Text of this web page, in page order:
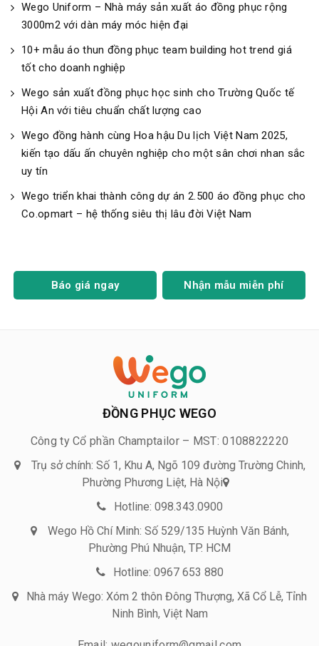
Wego Uniform – Nhà máy sản xuất áo đồng phục rộng
3000m2 với dàn máy móc hiện đại
10+ mẫu áo thun đồng phục team building hot trend giá
tốt cho doanh nghiệp
Wego sản xuất đồng phục học sinh cho Trường Quốc tế
Hội An với tiêu chuẩn chất lượng cao
Wego đồng hành cùng Hoa hậu Du lịch Việt Nam 2025,
kiến tạo dấu ấn chuyên nghiệp cho một sân chơi nhan sắc
uy tín
Wego triển khai thành công dự án 2.500 áo đồng phục cho
Co.opmart – hệ thống siêu thị lâu đời Việt Nam
Báo giá ngay Nhận mẫu miễn phí
ĐỒNG PHỤC WEGO
Công ty Cổ phần Champtailor – MST: 0108822220
Trụ sở chính: Số 1, Khu A, Ngõ 109 đường Trường Chinh,
Phường Phương Liệt, Hà Nội
Hotline: 098.343.0900
Wego Hồ Chí Minh: Số 529/135 Huỳnh Văn Bánh,
Phường Phú Nhuận, TP. HCM
Hotline: 0967 653 880
Nhà máy Wego: Xóm 2 thôn Đông Thượng, Xã Cổ Lễ, Tỉnh
Ninh Bình, Việt Nam